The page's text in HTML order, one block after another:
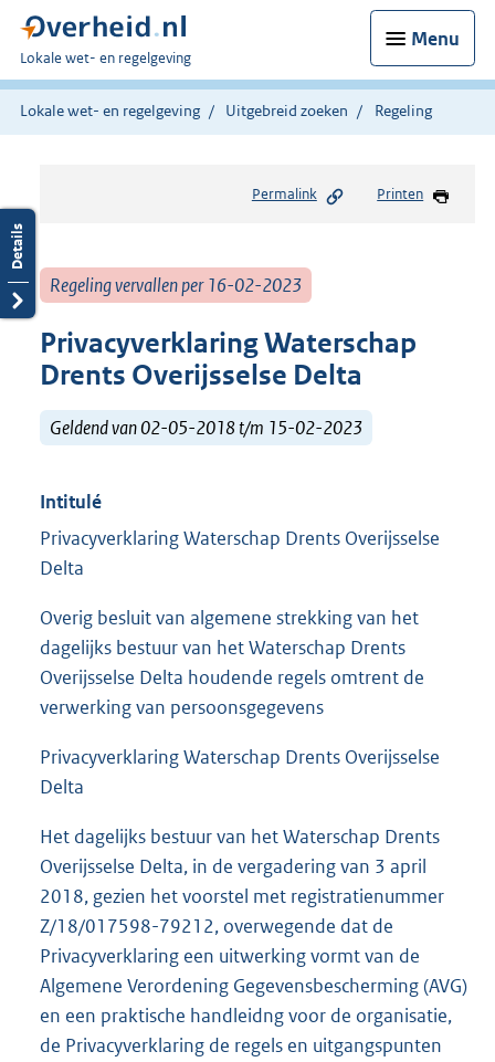
Menu
U
bent
hier:
Lokale wet- en regelgeving
Lokale wet- en regelgeving Uitgebreid zoeken Regeling
Permalink Printen
Regeling vervallen per 16-02-2023
Privacyverklaring Waterschap
Drents Overijsselse Delta
Geldend van 02-05-2018 t/m 15-02-2023
Intitulé
Privacyverklaring Waterschap Drents Overijsselse
Delta
Overig besluit van algemene strekking van het
dagelijks bestuur van het Waterschap Drents
Overijsselse Delta houdende regels omtrent de
verwerking van persoonsgegevens
Privacyverklaring Waterschap Drents Overijsselse
Delta
Het dagelijks bestuur van het Waterschap Drents
Overijsselse Delta, in de vergadering van 3 april
2018, gezien het voorstel met registratienummer
Z/18/017598-79212, overwegende dat de
Privacyverklaring een uitwerking vormt van de
Algemene Verordening Gegevensbescherming (AVG)
en een praktische handleidng voor de organisatie,
de Privacyverklaring de regels en uitgangspunten